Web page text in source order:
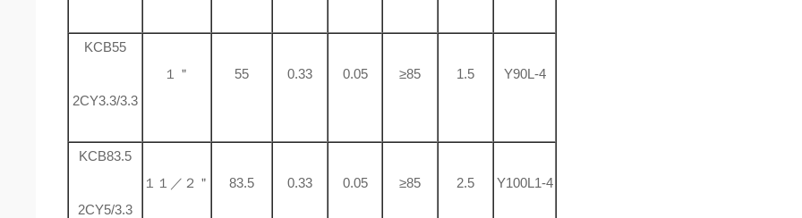
KCB55
2CY3.3/3.3
１＂ 55 0.33 0.05 ≥85 1.5 Y90L-4
KCB83.5
2CY5/3.3
１１／２＂ 83.5 0.33 0.05 ≥85 2.5 Y100L1-4